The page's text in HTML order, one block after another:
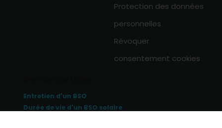
Protection des données
personnelles
Révoquer
consentement cookies
Entretien d'un BSO
Durée de vie d'un BSO solaire